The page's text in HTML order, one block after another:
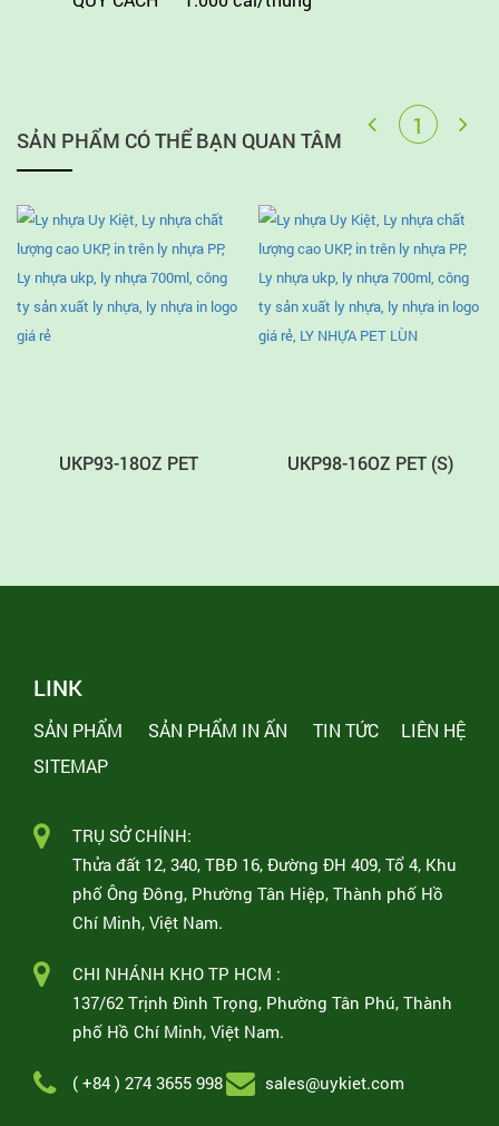
SẢN PHẨM CÓ THỂ BẠN QUAN TÂM
UKP93-18OZ PET UKP98-16OZ PET (S)
LINK
SẢN PHẨM SẢN PHẨM IN ẤN TIN TỨC
LIÊN HỆ
SITEMAP
TRỤ SỞ CHÍNH:
Thửa đất 12, 340, TBĐ 16, Đường ĐH 409, Tổ 4, Khu
phố Ông Đông, Phường Tân Hiệp, Thành phố Hồ
Chí Minh, Việt Nam.
CHI NHÁNH KHO TP HCM :
137/62 Trịnh Đình Trọng, Phường Tân Phú, Thành
phố Hồ Chí Minh, Việt Nam.
( +84 ) 274 3655 998 sales@uykiet.com